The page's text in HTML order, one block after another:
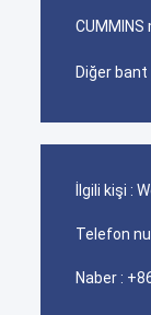
CUMMINS
Diğer bant
İlgili kişi :
Telefon
Naber :